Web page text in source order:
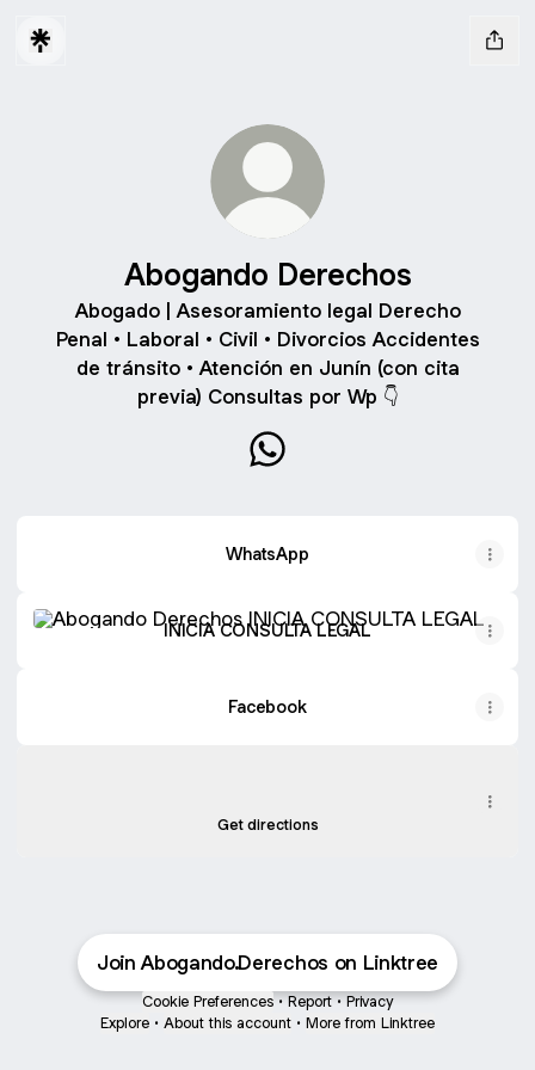
Abogando Derechos
Abogado | Asesoramiento legal Derecho
Penal • Laboral • Civil • Divorcios Accidentes
de tránsito • Atención en Junín (con cita
previa) Consultas por Wp 👇
WhatsApp
INICIA CONSULTA LEGAL
Facebook
Get directions
Join Abogando.Derechos on Linktree
Cookie Preferences • Report • Privacy
Explore • About this account • More from Linktree